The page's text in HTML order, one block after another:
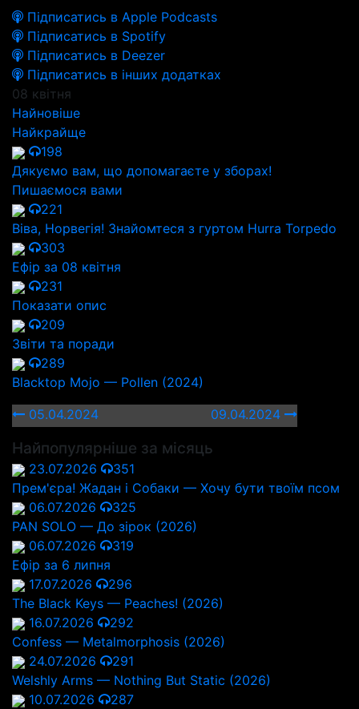
Підписатись в Apple Podcasts
Підписатись в Spotify
Підписатись в Deezer
Підписатись в інших додатках
08 квітня
Найновіше
Найкрайще
198
Дякуємо вам, що допомагаєте у зборах!
Пишаємося вами
221
Віва, Норвегія! Знайомтеся з гуртом Hurra Torpedo
303
Ефір за 08 квітня
231
Показати опис
209
Звіти та поради
289
Blacktop Mojo — Pollen (2024)
05.04.2024
09.04.2024
Найпопулярніше за місяць
23.07.2026
351
Прем'єра! Жадан і Собаки — Хочу бути твоїм псом
06.07.2026
325
PAN SOLO — До зірок (2026)
06.07.2026
319
Ефір за 6 липня
17.07.2026
296
The Black Keys — Peaches! (2026)
16.07.2026
292
Confess — Metalmorphosis (2026)
24.07.2026
291
Welshly Arms — Nothing But Static (2026)
10.07.2026
287